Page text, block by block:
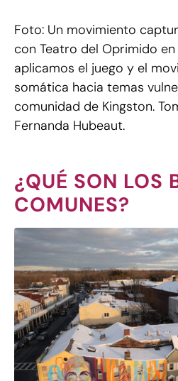
Foto: Un movimiento
con Teatro del Oprimido
aplicamos el juego y el
somática hacia temas
comunidad de Kingston.
Fernanda Hubeaut.
¿QUÉ SON LOS
COMUNES?